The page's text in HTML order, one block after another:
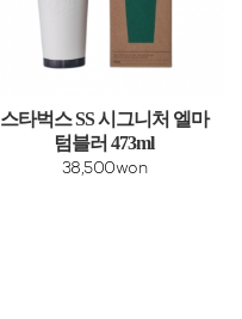
스타벅스 SS 시그니처 엘마
텀블러 473ml
38,500won